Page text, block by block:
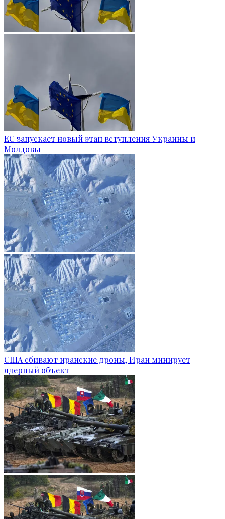
ЕС запускает новый этап вступления Украины и
Молдовы
США сбивают иранские дроны, Иран минирует
ядерный объект